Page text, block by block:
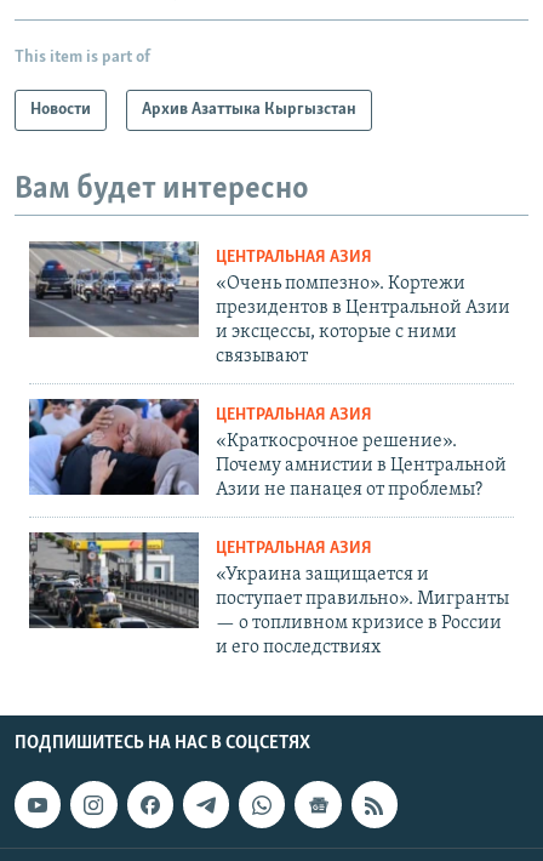
This item is part of
Новости Архив Азаттыка Кыргызстан
Вам будет интересно
ЦЕНТРАЛЬНАЯ АЗИЯ
«Очень помпезно». Кортежи
президентов в Центральной Азии
и эксцессы, которые с ними
связывают
ЦЕНТРАЛЬНАЯ АЗИЯ
«Краткосрочное решение».
Почему амнистии в Центральной
Азии не панацея от проблемы?
ЦЕНТРАЛЬНАЯ АЗИЯ
«Украина защищается и
поступает правильно». Мигранты
— о топливном кризисе в России
и его последствиях
ПОДПИШИТЕСЬ НА НАС В СОЦСЕТЯХ